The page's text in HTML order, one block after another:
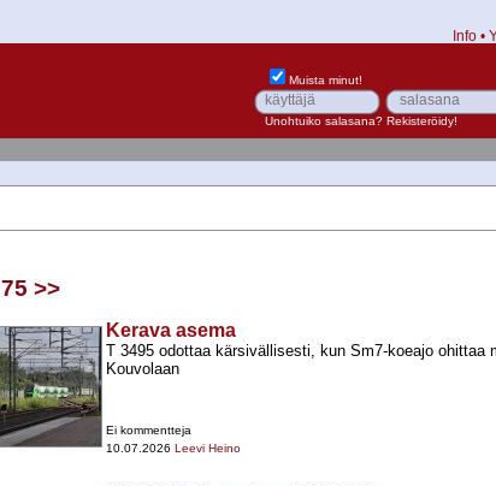
Info •
Muista minut!
Unohtuiko salasana? Rekisteröidy!
75 >>
Kerava asema
T 3495 odottaa kärsivällisesti, kun Sm7-​koeajo ohittaa
Kouvolaan
Ei kommentteja
10.07.2026 Leevi Heino